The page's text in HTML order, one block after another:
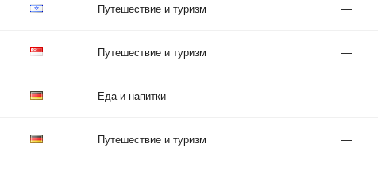
Путешествие и туризм —
Путешествие и туризм —
Еда и напитки —
Путешествие и туризм —